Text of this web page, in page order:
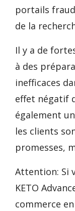
portails
de la
Il y a de
à des
inefficaces
effet négatif
également
les clients
promesses,
Attention: Si
KETO
commerce